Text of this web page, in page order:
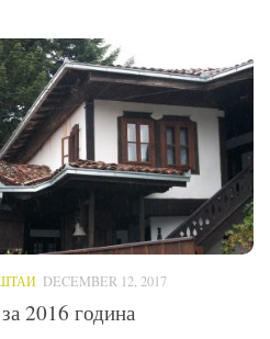
DECEMBER 12, 2017
2016 година